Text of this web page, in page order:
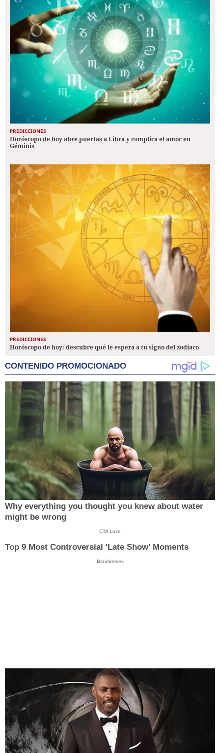
PREDICCIONES
Horóscopo de hoy abre puertas a Libra y complica el amor en
Géminis
PREDICCIONES
Horóscopo de hoy: descubre qué le espera a tu signo del zodiaco
CONTENIDO PROMOCIONADO
Why everything you thought you knew about water
might be wrong
CTA Love
Top 9 Most Controversial 'Late Show' Moments
Brainberries